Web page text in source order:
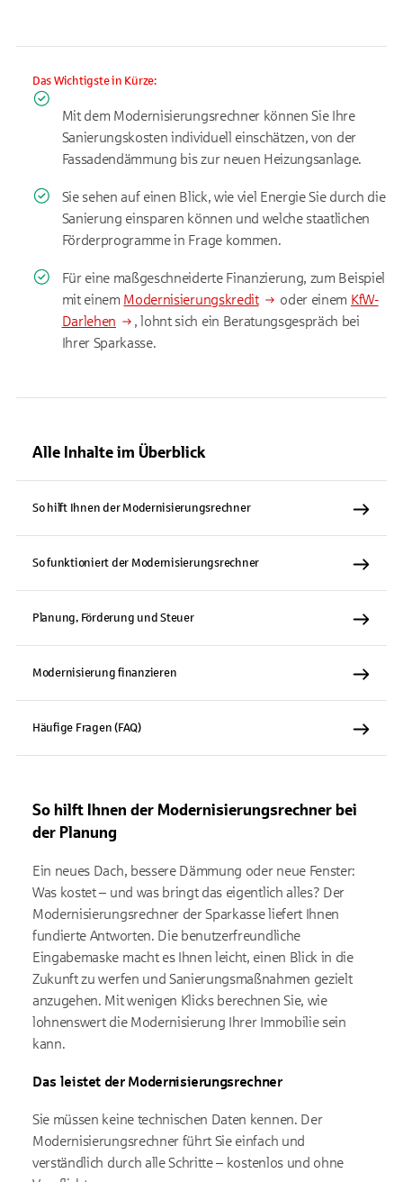
Das Wichtigste in Kürze:
Mit dem Modernisierungsrechner können Sie Ihre
Sanierungskosten individuell einschätzen, von der
Fassadendämmung bis zur neuen Heizungsanlage.
Sie sehen auf einen Blick, wie viel Energie Sie durch die
Sanierung einsparen können und welche staatlichen
Förderprogramme in Frage kommen.
Für eine maßgeschneiderte Finanzierung, zum Beispiel
mit einem Modernisierungskredit oder einem KfW-
Darlehen
, lohnt sich ein Beratungsgespräch bei
Ihrer Sparkasse.
Alle Inhalte im Überblick
So hilft Ihnen der Modernisierungsrechner
So funktioniert der Modernisierungsrechner
Planung, Förderung und Steuer
Modernisierung finanzieren
Häufige Fragen (FAQ)
So hilft Ihnen der Modernisierungsrechner bei
der Planung
Ein neues Dach, bessere Dämmung oder neue Fenster:
Was kostet – und was bringt das eigentlich alles? Der
Modernisierungsrechner der Sparkasse liefert Ihnen
fundierte Antworten. Die benutzerfreundliche
Eingabemaske macht es Ihnen leicht, einen Blick in die
Zukunft zu werfen und Sanierungsmaßnahmen gezielt
anzugehen. Mit wenigen Klicks berechnen Sie, wie
lohnenswert die Modernisierung Ihrer Immobilie sein
kann.
Das leistet der Modernisierungsrechner
Sie müssen keine technischen Daten kennen. Der
Modernisierungsrechner führt Sie einfach und
verständlich durch alle Schritte – kostenlos und ohne